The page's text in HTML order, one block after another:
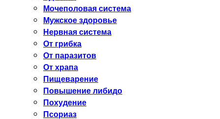
Мочеполовая система
Мужское здоровье
Нервная система
От грибка
От паразитов
От храпа
Пищеварение
Повышение либидо
Похудение
Псориаз